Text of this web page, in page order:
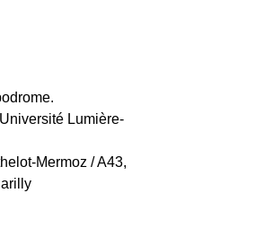
Lumière-
Mermoz / A43,